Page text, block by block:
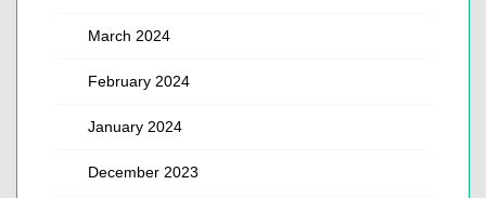
March 2024
February 2024
January 2024
December 2023